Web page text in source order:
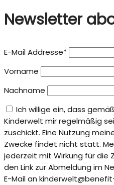
Newsletter
E-Mail Addresse*
Vorname
Nachname
Ich willige ein, dass
Kinderwelt mir regelmäßig
zuschickt. Eine Nutzung
Zwecke findet nicht statt.
jederzeit mit Wirkung für die
den Link zur Abmeldung im
E-Mail an